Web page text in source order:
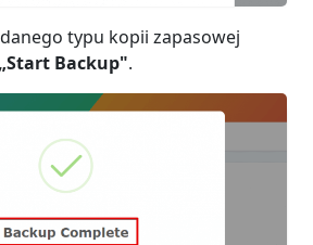
typu kopii zapasowej
„Start Backup".